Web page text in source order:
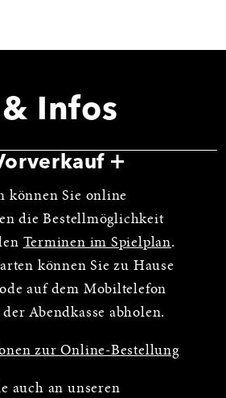
Infos
können Sie online
die Bestellmöglichkeit
Terminen im Spielplan.
können Sie zu Hause
auf dem Mobiltelefon
Abendkasse abholen.
zur Online-Bestellung
auch an unseren